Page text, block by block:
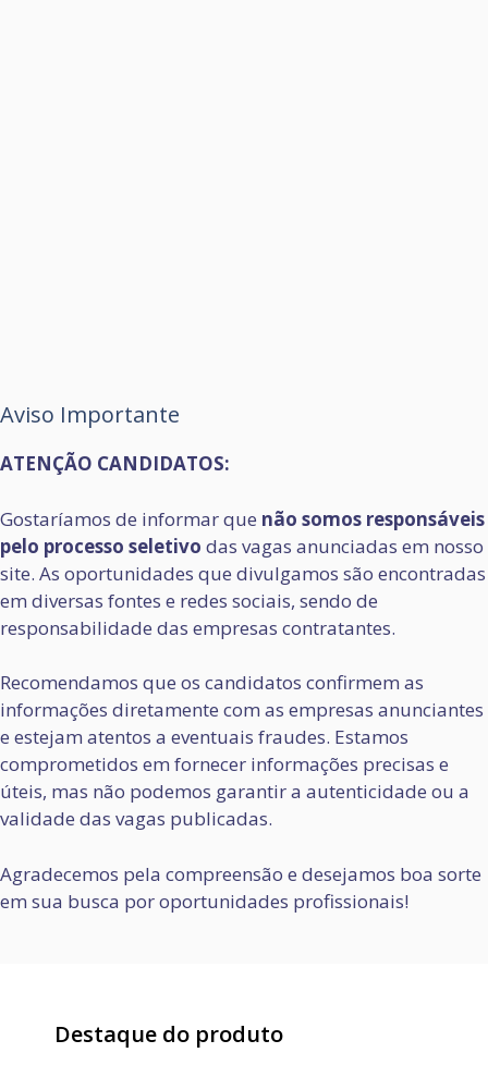
Aviso Importante
ATENÇÃO CANDIDATOS:
Gostaríamos de informar que não somos responsáveis
pelo processo seletivo das vagas anunciadas em nosso
site. As oportunidades que divulgamos são encontradas
em diversas fontes e redes sociais, sendo de
responsabilidade das empresas contratantes.
Recomendamos que os candidatos confirmem as
informações diretamente com as empresas anunciantes
e estejam atentos a eventuais fraudes. Estamos
comprometidos em fornecer informações precisas e
úteis, mas não podemos garantir a autenticidade ou a
validade das vagas publicadas.
Agradecemos pela compreensão e desejamos boa sorte
em sua busca por oportunidades profissionais!
Destaque do produto